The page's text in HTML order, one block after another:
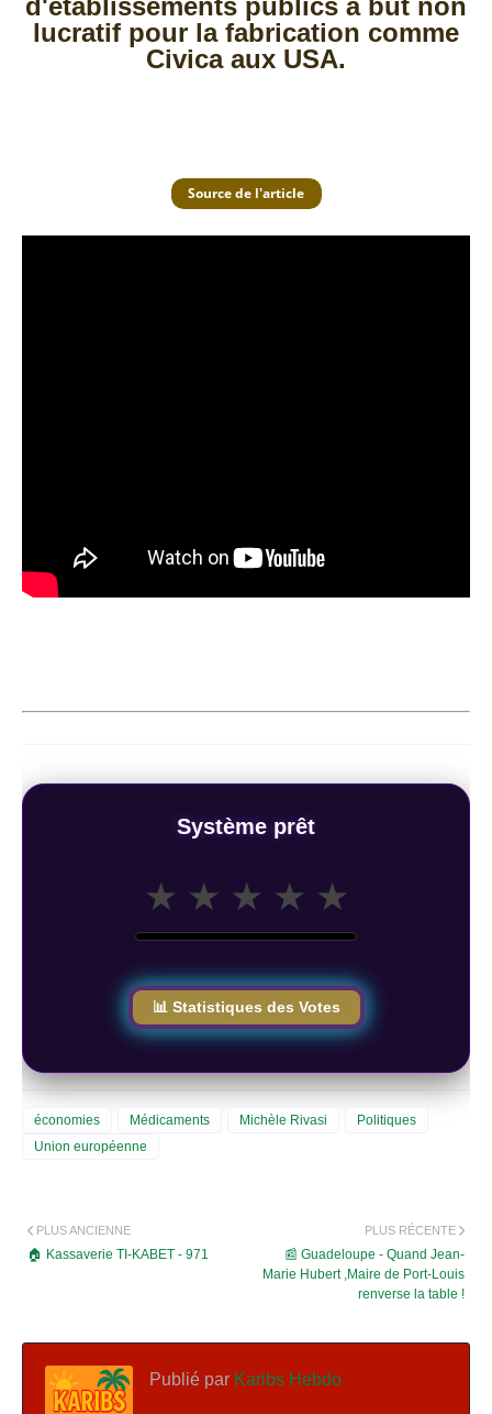
d'établissements publics à but non
lucratif pour la fabrication comme
Civica aux USA.
Système prêt
★ ★ ★ ★ ★
📊 Statistiques des Votes
économies Médicaments Michèle Rivasi
Politiques
Union européenne
PLUS RÉCENTE
📰 Guadeloupe - Quand Jean-
Marie Hubert ,Maire de Port-Louis
renverse la table !
PLUS ANCIENNE
🏠 Kassaverie TI-KABET - 971
Publié par Karibs Hebdo